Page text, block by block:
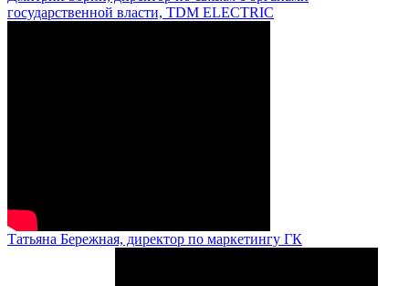
государственной власти, TDM ELECTRIC
Татьяна Бережная, директор по маркетингу ГК